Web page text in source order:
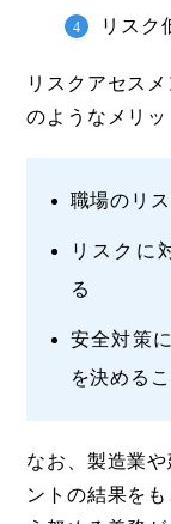
リスク
リスクアセス
のようなメリッ
職場のリ
リスクに
る
安全対策
を決める
なお、製造業
ントの結果を